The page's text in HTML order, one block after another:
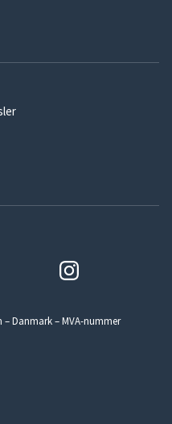
– Danmark – MVA-nummer